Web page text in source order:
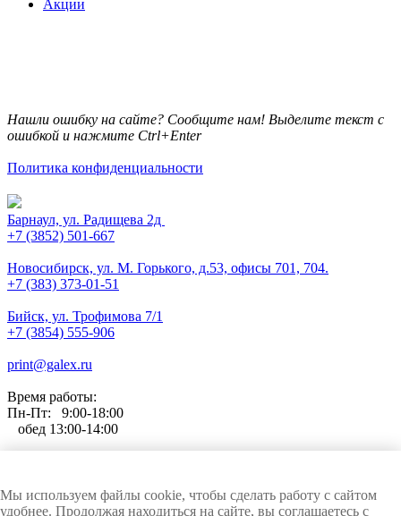
Акции
Нашли ошибку на сайте? Сообщите нам! Выделите текст с
ошибкой и нажмите Ctrl+Enter
Политика конфиденциальности
Барнаул, ул. Радищева 2д
+7 (3852) 501-667
Новосибирск, ул. М. Горького, д.53, офисы 701, 704.
+7 (383) 373-01-51
Бийск, ул. Трофимова 7/1
+7 (3854) 555-906
print@galex.ru
Время работы:
Пн-Пт: 9:00-18:00
обед 13:00-14:00
Любое использование материалов сайта только с письменного
согласия компании ГАЛЭКС
Мы используем файлы cookie, чтобы сделать работу с сайтом
удобнее. Продолжая находиться на сайте, вы соглашаетесь с